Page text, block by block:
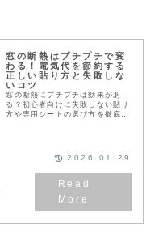
窓の断熱はプチプチで変
わる！電気代を節約する
正しい貼り方と失敗しな
いコツ
窓の断熱にプチプチは効果があ
る？初心者向けに失敗しない貼り
方や専用シートの選び方を徹底解
で暖かい部屋作りが始められま
2026.01.29